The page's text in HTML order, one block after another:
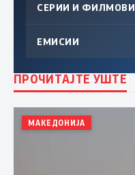
СЕРИИ И ФИЛМОВИ
ЕМИСИИ
ПРОЧИТАЈТЕ УШТЕ
МАКЕДОНИЈА